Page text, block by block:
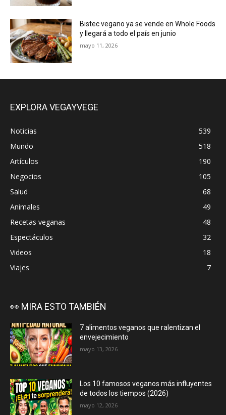
Bistec vegano ya se vende en Whole Foods
y llegará a todo el país en junio
mayo 11, 2026
EXPLORA VEGAYVEGE
Noticias
539
Mundo
518
Artículos
190
Negocios
105
Salud
68
Animales
49
Recetas veganas
48
Espectáculos
32
Videos
18
Viajes
7
👀 MIRA ESTO TAMBIÉN
7 alimentos veganos que ralentizan el
envejecimiento
mayo 13, 2026
Los 10 famosos veganos más influyentes
de todos los tiempos (2026)
mayo 12, 2026